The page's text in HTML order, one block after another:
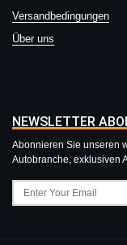
Versandbedingungen
Über uns
NEWSLETTER
Abonnieren Sie unseren
Autobranche, exklusiven